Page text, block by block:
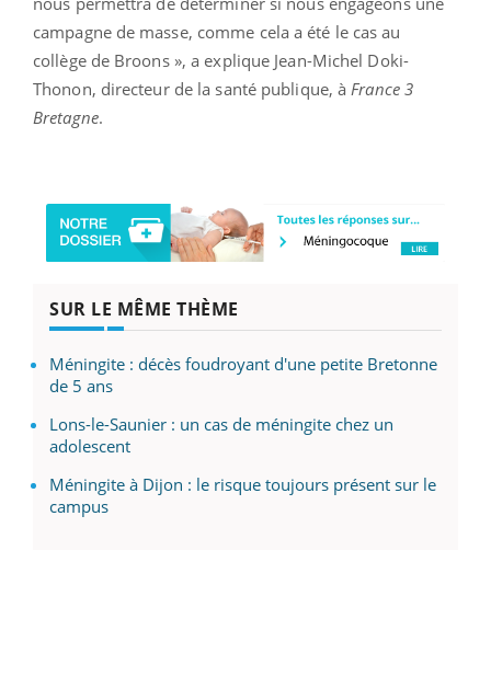
campagne de masse, comme cela a été le cas au
collège de Broons », a explique Jean-Michel Doki-
Thonon, directeur de la santé publique, à France 3
Bretagne.
SUR LE MÊME THÈME
Méningite : décès foudroyant d'une petite Bretonne
de 5 ans
Lons-le-Saunier : un cas de méningite chez un
adolescent
Méningite à Dijon : le risque toujours présent sur le
campus